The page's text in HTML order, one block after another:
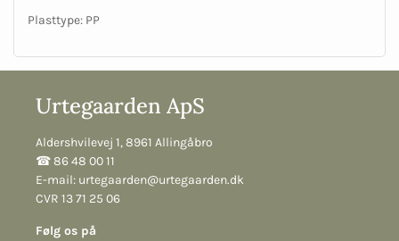
Plasttype: PP
Urtegaarden ApS
Aldershvilevej 1, 8961 Allingåbro
☎︎ 86 48 00 11
E-mail: urtegaarden@urtegaarden.dk
CVR 13 71 25 06
Følg os på